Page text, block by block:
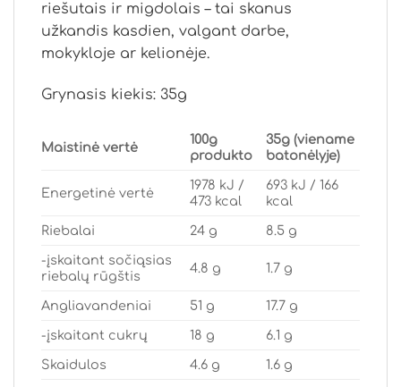
riešutais ir migdolais – tai skanus
užkandis kasdien, valgant darbe,
mokykloje ar kelionėje.
Grynasis kiekis: 35g
Maistinė vertė
100g
produkto
35g (viename
batonėlyje)
Energetinė vertė
1978 kJ /
473 kcal
693 kJ / 166
kcal
Riebalai 24 g 8.5 g
-įskaitant sočiąsias
riebalų rūgštis
4.8 g 1.7 g
Angliavandeniai 51 g 17.7 g
-įskaitant cukrų 18 g 6.1 g
Skaidulos 4.6 g 1.6 g